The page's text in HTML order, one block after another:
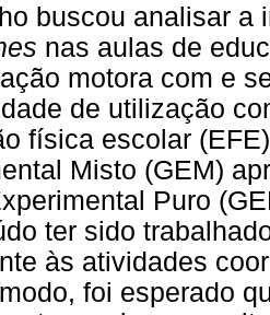
buscou analisar a
nas aulas de
motora com e
de utilização
física escolar
Misto (GEM)
Puro
ter sido
às atividades
foi esperado